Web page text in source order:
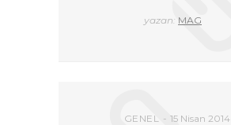
yazan: MAG
GENEL 15 Nisan 2014